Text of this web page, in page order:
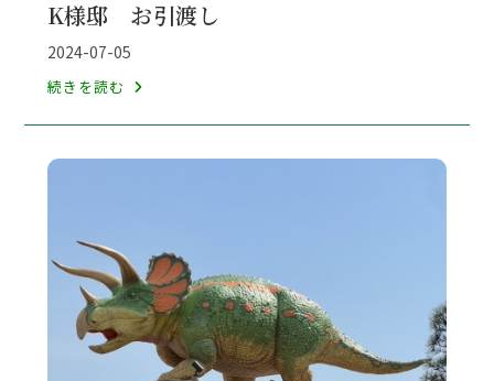
カ
テ
リ
ー:
K様邸 お引渡し
投
稿
公
開
2024-07-05
続きを読む
お
し